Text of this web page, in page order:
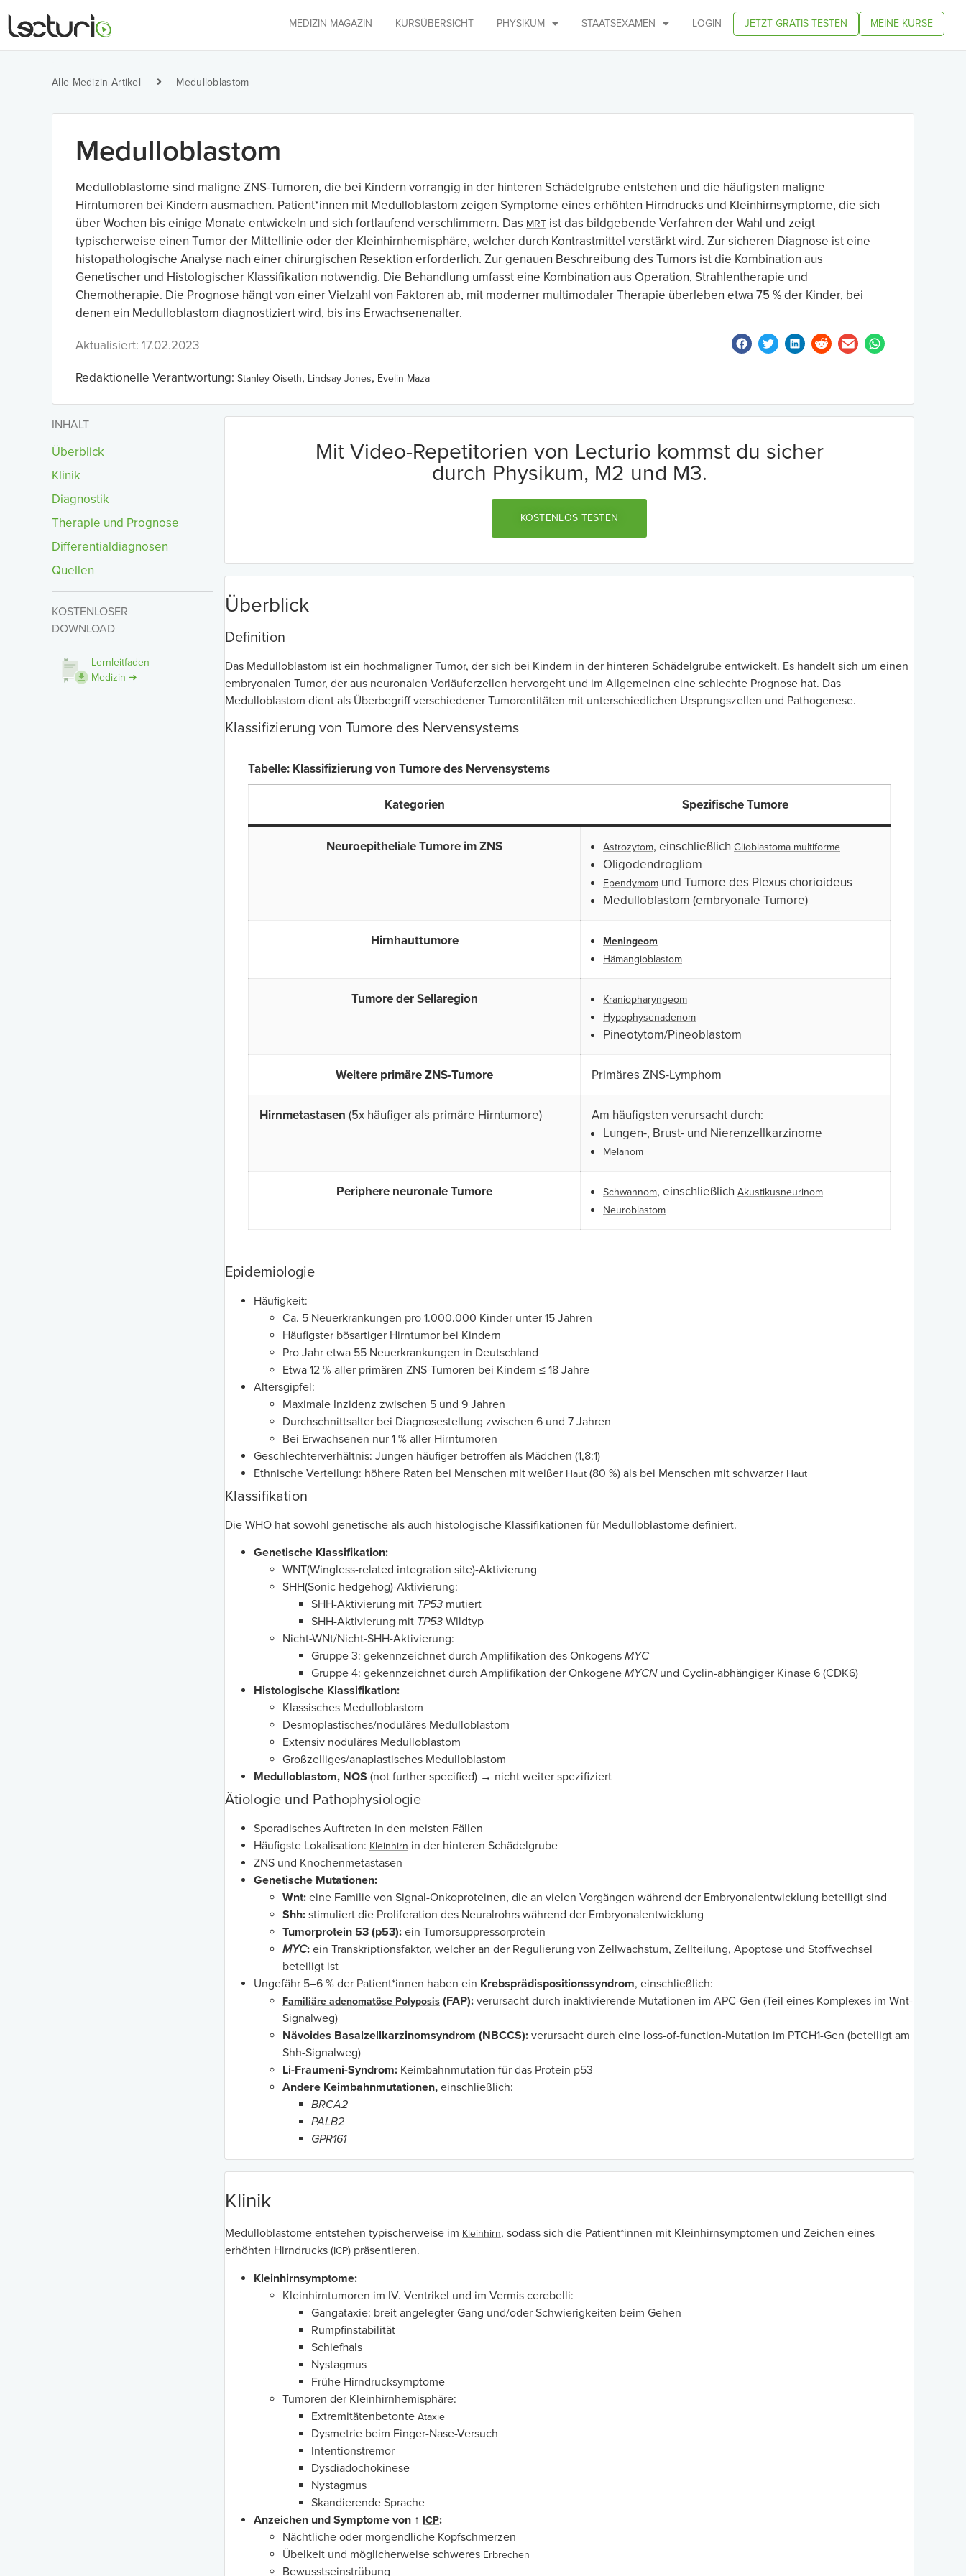
MEDIZIN MAGAZIN KURSÜBERSICHT PHYSIKUM STAATSEXAMEN LOGIN JETZT GRATIS TESTEN MEINE KURSE
Alle Medizin Artikel Medulloblastom
Medulloblastom
Medulloblastome sind maligne ZNS-Tumoren, die bei Kindern vorrangig in der hinteren Schädelgrube entstehen und die häufigsten maligne
Hirntumoren bei Kindern ausmachen. Patient*innen mit Medulloblastom zeigen Symptome eines erhöhten Hirndrucks und Kleinhirnsymptome, die sich
über Wochen bis einige Monate entwickeln und sich fortlaufend verschlimmern. Das MRT ist das bildgebende Verfahren der Wahl und zeigt
typischerweise einen Tumor der Mittellinie oder der Kleinhirnhemisphäre, welcher durch Kontrastmittel verstärkt wird. Zur sicheren Diagnose ist eine
histopathologische Analyse nach einer chirurgischen Resektion erforderlich. Zur genauen Beschreibung des Tumors ist die Kombination aus
Genetischer und Histologischer Klassifikation notwendig. Die Behandlung umfasst eine Kombination aus Operation, Strahlentherapie und
Chemotherapie. Die Prognose hängt von einer Vielzahl von Faktoren ab, mit moderner multimodaler Therapie überleben etwa 75 % der Kinder, bei
denen ein Medulloblastom diagnostiziert wird, bis ins Erwachsenenalter.
Aktualisiert: 17.02.2023
Redaktionelle Verantwortung: Stanley Oiseth, Lindsay Jones, Evelin Maza
INHALT
Überblick
Klinik
Diagnostik
Therapie und Prognose
Differentialdiagnosen
Quellen
KOSTENLOSER
DOWNLOAD
Lernleitfaden
Medizin ➜
Mit Video-Repetitorien von Lecturio kommst du sicher
durch Physikum, M2 und M3.
KOSTENLOS TESTEN
Überblick
Definition
Das Medulloblastom ist ein hochmaligner Tumor, der sich bei Kindern in der hinteren Schädelgrube entwickelt. Es handelt sich um einen
embryonalen Tumor, der aus neuronalen Vorläuferzellen hervorgeht und im Allgemeinen eine schlechte Prognose hat. Das
Medulloblastom dient als Überbegriff verschiedener Tumorentitäten mit unterschiedlichen Ursprungszellen und Pathogenese.
Klassifizierung von Tumore des Nervensystems
Tabelle: Klassifizierung von Tumore des Nervensystems
Kategorien Spezifische Tumore
Neuroepitheliale Tumore im ZNS Astrozytom, einschließlich Glioblastoma multiforme
Oligodendrogliom
Ependymom und Tumore des Plexus chorioideus
Medulloblastom (embryonale Tumore)
Hirnhauttumore
Meningeom
Hämangioblastom
Tumore der Sellaregion
Kraniopharyngeom
Hypophysenadenom
Pineotytom/Pineoblastom
Weitere primäre ZNS-Tumore Primäres ZNS-Lymphom
Hirnmetastasen (5x häufiger als primäre Hirntumore)
Am häufigsten verursacht durch:
Lungen-, Brust- und Nierenzellkarzinome
Melanom
Periphere neuronale Tumore Schwannom, einschließlich Akustikusneurinom
Neuroblastom
Epidemiologie
Häufigkeit:
Ca. 5 Neuerkrankungen pro 1.000.000 Kinder unter 15 Jahren
Häufigster bösartiger Hirntumor bei Kindern
Pro Jahr etwa 55 Neuerkrankungen in Deutschland
Etwa 12 % aller primären ZNS-Tumoren bei Kindern ≤ 18 Jahre
Altersgipfel:
Maximale Inzidenz zwischen 5 und 9 Jahren
Durchschnittsalter bei Diagnosestellung zwischen 6 und 7 Jahren
Bei Erwachsenen nur 1 % aller Hirntumoren
Geschlechterverhältnis: Jungen häufiger betroffen als Mädchen (1,8:1)
Ethnische Verteilung: höhere Raten bei Menschen mit weißer Haut (80 %) als bei Menschen mit schwarzer Haut
Klassifikation
Die WHO hat sowohl genetische als auch histologische Klassifikationen für Medulloblastome definiert.
Genetische Klassifikation:
WNT(Wingless-related integration site)-Aktivierung
SHH(Sonic hedgehog)-Aktivierung:
SHH-Aktivierung mit TP53 mutiert
SHH-Aktivierung mit TP53 Wildtyp
Nicht-WNt/Nicht-SHH-Aktivierung:
Gruppe 3: gekennzeichnet durch Amplifikation des Onkogens MYC
Gruppe 4: gekennzeichnet durch Amplifikation der Onkogene MYCNund Cyclin-abhängiger Kinase 6 (CDK6)
Histologische Klassifikation:
Klassisches Medulloblastom
Desmoplastisches/noduläres Medulloblastom
Extensiv noduläres Medulloblastom
Großzelliges/anaplastisches Medulloblastom
Medulloblastom, NOS (not further specified) → nicht weiter spezifiziert
Ätiologie und Pathophysiologie
Sporadisches Auftreten in den meisten Fällen
Häufigste Lokalisation: Kleinhirn in der hinteren Schädelgrube
ZNS und Knochenmetastasen
Genetische Mutationen:
Wnt: eine Familie von Signal-Onkoproteinen, die an vielen Vorgängen während der Embryonalentwicklung beteiligt sind
Shh: stimuliert die Proliferation des Neuralrohrs während der Embryonalentwicklung
Tumorprotein 53 (p53): ein Tumorsuppressorprotein
MYC: ein Transkriptionsfaktor, welcher an der Regulierung von Zellwachstum, Zellteilung, Apoptose und Stoffwechsel
beteiligt ist
Ungefähr 5–6 % der Patient*innen haben ein Krebsprädispositionssyndrom, einschließlich:
Familiäre adenomatöse Polyposis (FAP): verursacht durch inaktivierende Mutationen im APC-Gen (Teil eines Komplexes im Wnt-
Signalweg)
Nävoides Basalzellkarzinomsyndrom (NBCCS): verursacht durch eine loss-of-function-Mutation im PTCH1-Gen (beteiligt am
Shh-Signalweg)
Li-Fraumeni-Syndrom: Keimbahnmutation für das Protein p53
Andere Keimbahnmutationen, einschließlich:
BRCA2
PALB2
GPR161
Klinik
Medulloblastome entstehen typischerweise im Kleinhirn, sodass sich die Patient*innen mit Kleinhirnsymptomen und Zeichen eines
erhöhten Hirndrucks (ICP) präsentieren.
Kleinhirnsymptome:
Kleinhirntumoren im IV. Ventrikel und im Vermis cerebelli:
Gangataxie: breit angelegter Gang und/oder Schwierigkeiten beim Gehen
Rumpfinstabilität
Schiefhals
Nystagmus
Frühe Hirndrucksymptome
Tumoren der Kleinhirnhemisphäre:
Extremitätenbetonte Ataxie
Dysmetrie beim Finger-Nase-Versuch
Intentionstremor
Dysdiadochokinese
Nystagmus
Skandierende Sprache
Anzeichen und Symptome von ↑ ICP:
Nächtliche oder morgendliche Kopfschmerzen
Übelkeit und möglicherweise schweres Erbrechen
Bewusstseinstrübung